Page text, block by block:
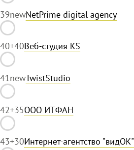
39newNetPrime digital agency
40+40Веб-студия KS
41newTwistStudio
42+35ООО ИTФАН
43+30Интернет-агентство "видОК"